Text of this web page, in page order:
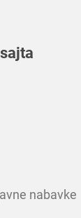
nabavke